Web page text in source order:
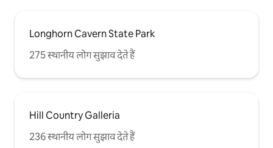
Longhorn Cavern State Park
275 स्थानीय लोग सुझाव देते हैं
Hill Country Galleria
236 स्थानीय लोग सुझाव देते हैं